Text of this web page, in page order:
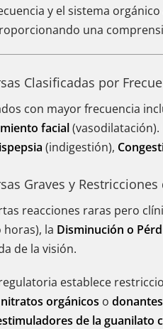
y el sistema
una
Clasificadas por
con mayor frecuencia
facial
(indigestión),
Graves y
reacciones raras pero
la Disminución o
de la visión.
establece
nitratos orgánicos o
de la guanilato